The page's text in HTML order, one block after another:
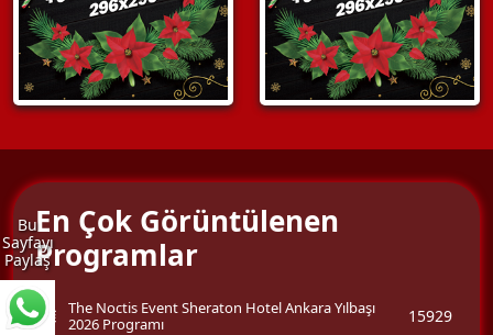
Bu
Sayfayı
Paylaş
En Çok Görüntülenen
Programlar
The Noctis Event Sheraton Hotel Ankara Yılbaşı
2026 Programı
15929